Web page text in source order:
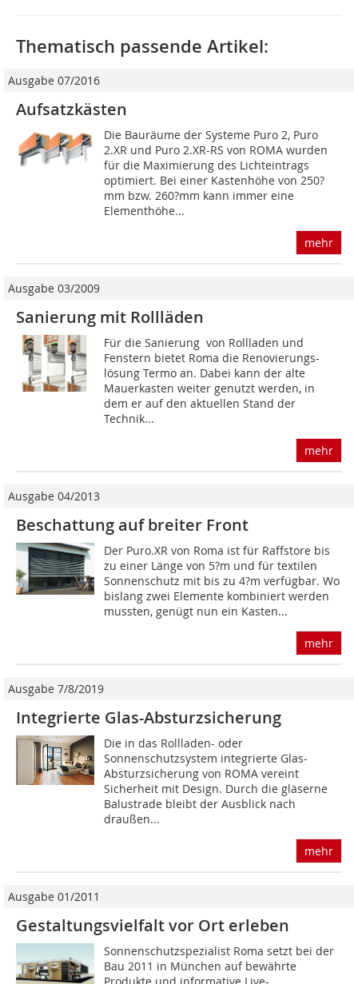
Thematisch passende Artikel:
Ausgabe 07/2016
Aufsatzkästen
Die Bauräume der Systeme Puro 2, Puro
2.XR und Puro 2.XR-RS von ROMA wurden
für die Maximierung des Lichteintrags
optimiert. Bei einer Kastenhöhe von 250?
mm bzw. 260?mm kann immer eine
Elementhöhe...
mehr
Ausgabe 03/2009
Sanierung mit Rollläden
Für die Sanierung von Rollladen und
Fenstern bietet Roma die Renovierungs-
lösung Termo an. Dabei kann der alte
Mauerkasten weiter genutzt werden, in
dem er auf den aktuellen Stand der
Technik...
mehr
Ausgabe 04/2013
Beschattung auf breiter Front
Der Puro.XR von Roma ist für Raffstore bis
zu einer Länge von 5?m und für textilen
Sonnenschutz mit bis zu 4?m verfügbar. Wo
bislang zwei Elemente kombiniert werden
mussten, genügt nun ein Kasten...
mehr
Ausgabe 7/8/2019
Integrierte Glas-Absturzsicherung
Die in das Rollladen- oder
Sonnenschutzsystem integrierte Glas-
Absturzsicherung von ROMA vereint
Sicherheit mit Design. Durch die gläserne
Balustrade bleibt der Ausblick nach
draußen...
mehr
Ausgabe 01/2011
Gestaltungsvielfalt vor Ort erleben
Sonnenschutzspezialist Roma setzt bei der
Bau 2011 in München auf bewährte